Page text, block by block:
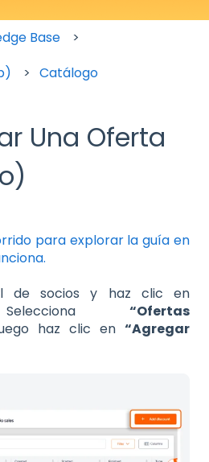
Base
Catálogo
Una Oferta
para explorar la guía en
de socios y haz clic en
“Ofertas
haz clic en “Agregar